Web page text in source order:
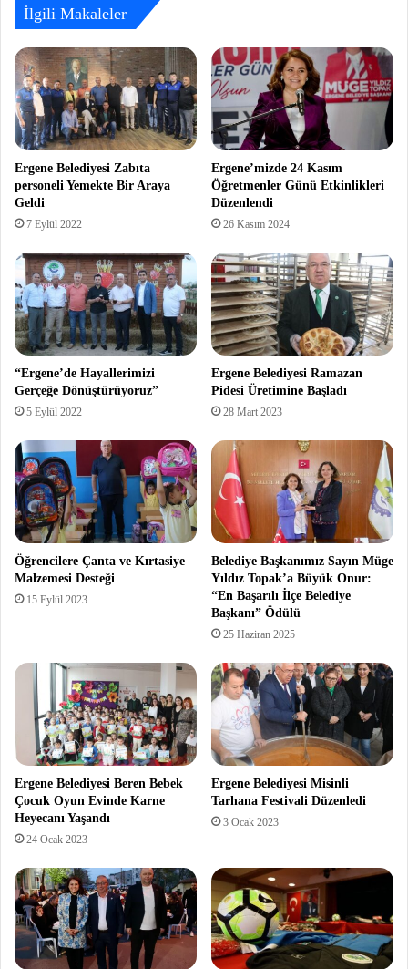
İlgili Makaleler
Ergene Belediyesi Zabıta
personeli Yemekte Bir Araya
Geldi
7 Eylül 2022
Ergene’mizde 24 Kasım
Öğretmenler Günü Etkinlikleri
Düzenlendi
26 Kasım 2024
“Ergene’de Hayallerimizi
Gerçeğe Dönüştürüyoruz”
5 Eylül 2022
Ergene Belediyesi Ramazan
Pidesi Üretimine Başladı
28 Mart 2023
Öğrencilere Çanta ve Kırtasiye
Malzemesi Desteği
15 Eylül 2023
Belediye Başkanımız Sayın Müge
Yıldız Topak’a Büyük Onur:
“En Başarılı İlçe Belediye
Başkanı” Ödülü
25 Haziran 2025
Ergene Belediyesi Beren Bebek
Çocuk Oyun Evinde Karne
Heyecanı Yaşandı
24 Ocak 2023
Ergene Belediyesi Misinli
Tarhana Festivali Düzenledi
3 Ocak 2023